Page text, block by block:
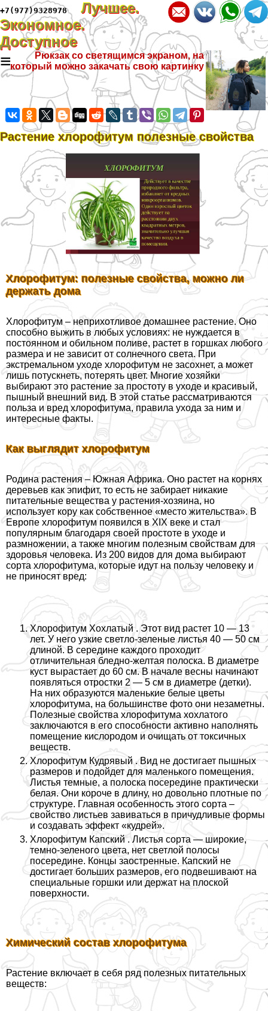
+7(977)9328978
Лучшее.
Экономное.
Доступное
≡
Рюкзак со светящимся экраном, на
который можно закачать свою картинку
Растение хлорофитум полезные свойства
Хлорофитум: полезные свойства, можно ли
держать дома
Хлорофитум – неприхотливое домашнее растение. Оно
способно выжить в любых условиях: не нуждается в
постоянном и обильном поливе, растет в горшках любого
размера и не зависит от солнечного света. При
экстремальном уходе хлорофитум не засохнет, а может
лишь потускнеть, потерять цвет. Многие хозяйки
выбирают это растение за простоту в уходе и красивый,
пышный внешний вид. В этой статье рассматриваются
польза и вред хлорофитума, правила ухода за ним и
интересные факты.
Как выглядит хлорофитум
Родина растения – Южная Африка. Оно растет на корнях
деревьев как эпифит, то есть не забирает никакие
питательные вещества у растения-хозяина, но
использует кору как собственное «место жительства». В
Европе хлорофитум появился в XΙX веке и стал
популярным благодаря своей простоте в уходе и
размножении, а также многим полезным свойствам для
здоровья человека. Из 200 видов для дома выбирают
сорта хлорофитума, которые идут на пользу человеку и
не приносят вред:
Хлорофитум Хохлатый . Этот вид растет 10 — 13
лет. У него узкие светло-зеленые листья 40 — 50 см
длиной. В середине каждого проходит
отличительная бледно-желтая полоска. В диаметре
куст вырастает до 60 см. В начале весны начинают
появляться отростки 2 — 5 см в диаметре (детки).
На них образуются маленькие белые цветы
хлорофитума, на большинстве фото они незаметны.
Полезные свойства хлорофитума хохлатого
заключаются в его способности активно наполнять
помещение кислородом и очищать от токсичных
веществ.
Хлорофитум Кудрявый . Вид не достигает пышных
размеров и подойдет для маленького помещения.
Листья темные, а полоска посередине пpaктически
белая. Они короче в длину, но довольно плотные по
структуре. Главная особенность этого сорта –
свойство листьев завиваться в причудливые формы
и создавать эффект «кудрей».
Хлорофитум Капский . Листья сорта — широкие,
темно-зеленого цвета, нет светлой полосы
посередине. Концы заостренные. Капский не
достигает больших размеров, его подвешивают на
специальные горшки или держат на плоской
поверхности.
Химический состав хлорофитума
Растение включает в себя ряд полезных питательных
веществ: